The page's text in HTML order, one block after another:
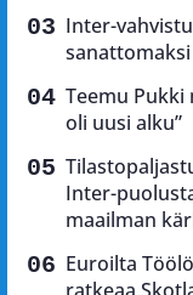
Inter-
Teemu Pukki
oli uusi alku”
Inter-
maailman
Euroilta